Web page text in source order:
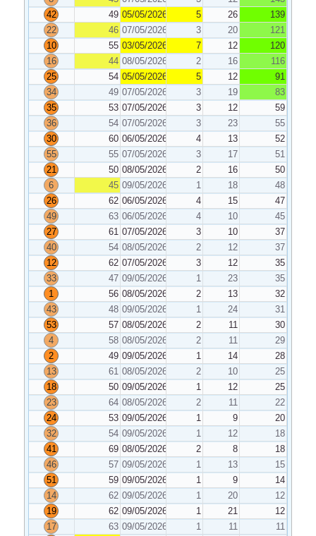
42
49 05/05/2026 5 26
139
22
46 07/05/2026 3 20
121
10
55 03/05/2026 7 12
120
16
44 08/05/2026 2 16
116
25
54 05/05/2026 5 12
91
34
49 07/05/2026 3 19
83
35
53 07/05/2026 3 12
59
36
54 07/05/2026 3 23
55
30
60 06/05/2026 4 13
52
55
55 07/05/2026 3 17
51
21
50 08/05/2026 2 16
50
6
45 09/05/2026 1 18
48
26
62 06/05/2026 4 15
47
49
63 06/05/2026 4 10
45
27
61 07/05/2026 3 10
37
40
54 08/05/2026 2 12
37
12
62 07/05/2026 3 12
35
33
47 09/05/2026 1 23
35
1
56 08/05/2026 2 13
32
43
48 09/05/2026 1 24
31
53
57 08/05/2026 2 11
30
4
58 08/05/2026 2 11
29
2
49 09/05/2026 1 14
28
13
61 08/05/2026 2 10
25
18
50 09/05/2026 1 12
25
23
64 08/05/2026 2 11
22
24
53 09/05/2026 1 9
20
32
54 09/05/2026 1 12
18
41
69 08/05/2026 2 8
18
46
57 09/05/2026 1 13
15
51
59 09/05/2026 1 9
14
14
62 09/05/2026 1 20
12
19
62 09/05/2026 1 21
12
17
63 09/05/2026 1 11
11